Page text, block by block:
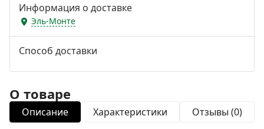
Информация о доставке
Эль-Монте
Способ доставки
О товаре
Описание Характеристики Отзывы (0)